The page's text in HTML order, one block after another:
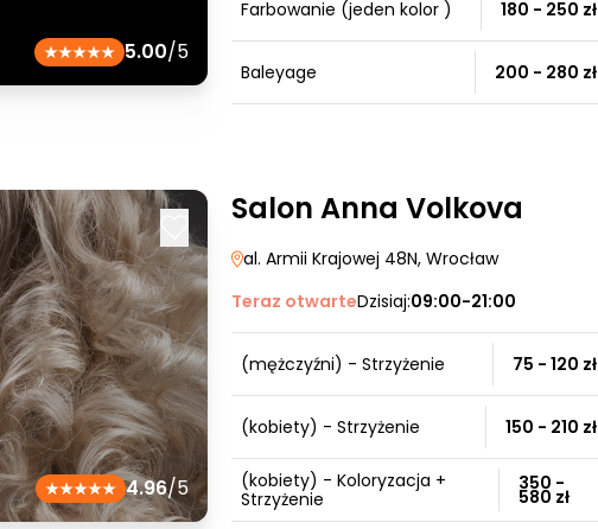
5.00/5
Farbowanie (jeden kolor ) 180 - 250 zł
Baleyage 200 - 280 zł
4.96/5
Salon Anna Volkova
al. Armii Krajowej 48N, Wrocław
Teraz otwarteDzisiaj:09:00-21:00
(mężczyźni) - Strzyżenie 75 - 120 zł
(kobiety) - Strzyżenie 150 - 210 zł
(kobiety) - Koloryzacja +
Strzyżenie
350 -
580 zł